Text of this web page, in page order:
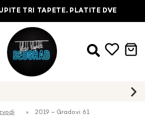
TRI TAPETE, PLATITE DVE
» 2019 – Gradovi 61